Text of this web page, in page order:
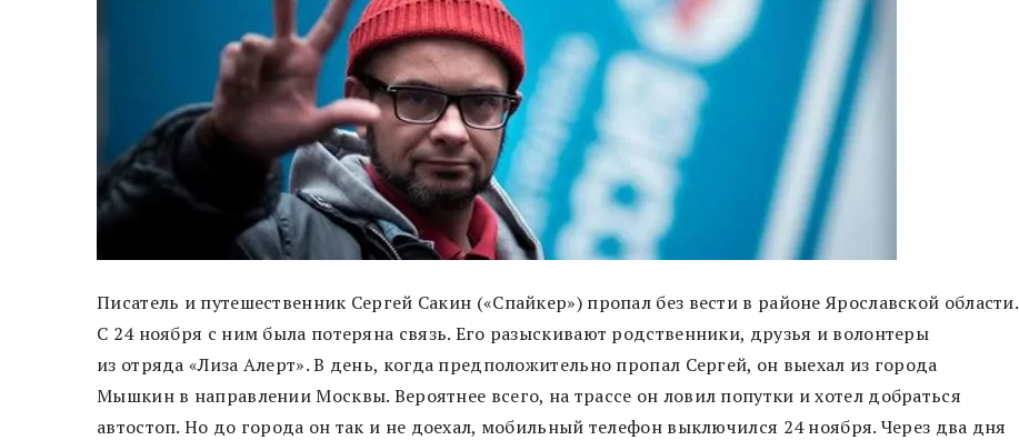
Писатель и путешественник Сергей Сакин («Спайкер») пропал без вести в районе Ярославской области.
С 24 ноября с ним была потеряна связь. Его разыскивают родственники, друзья и волонтеры
из отряда «Лиза Алерт». В день, когда предположительно пропал Сергей, он выехал из города
Мышкин в направлении Москвы. Вероятнее всего, на трассе он ловил попутки и хотел добраться
автостоп. Но до города он так и не доехал, мобильный телефон выключился 24 ноября. Через два дня